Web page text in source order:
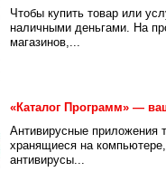
Чтобы купить товар или
наличными деньгами. На
магазинов,...
«Каталог Программ» —
Антивирусные приложения
хранящиеся на
антивирусы...